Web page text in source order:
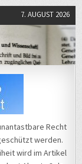
7. AUGUST 2026
Recht
werden.
wird im Artikel